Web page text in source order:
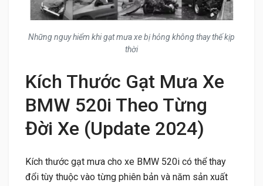
Những nguy hiểm khi gạt mưa xe bị hỏng không thay thế kịp
thời
Kích Thước Gạt Mưa Xe
BMW 520i Theo Từng
Đời Xe (Update 2024)
Kích thước gạt mưa cho xe BMW 520i có thể thay
đổi tùy thuộc vào từng phiên bản và năm sản xuất